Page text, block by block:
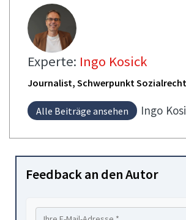
Experte: Ingo Kosick
Journalist, Schwerpunkt Sozialrecht
Alle Beiträge ansehen Ingo
Feedback an den Autor